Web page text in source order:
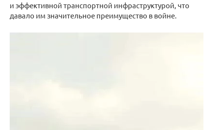
и эффективной транспортной инфраструктурой, что
давало им значительное преимущество в войне.